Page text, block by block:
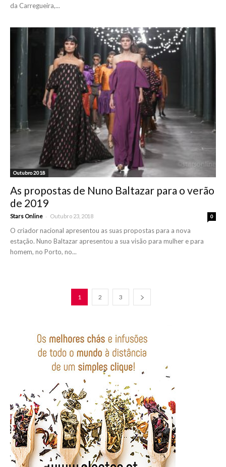
da Carregueira,...
Outubro 2018
As propostas de Nuno Baltazar para o verão
de 2019
Stars Online - Outubro 23, 2018 0
O criador nacional apresentou as suas propostas para a nova
estação. Nuno Baltazar apresentou a sua visão para mulher e para
homem, no Porto, no...
1 2 3